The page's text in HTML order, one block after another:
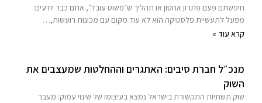
חיפשתם פעם פתרון אחסון או תהליך ש״פשוט עובד״, אתם כבר יודעים:
מפעל לתעשיית פלסטיקה הוא לא עוד מקום עם מכונות רועשות,…
קרא עוד »
מנכ״ל חברת סיבים: האתגרים וההחלטות שמעצבים את
השוק
שוק תשתיות התקשורת בישראל נמצא בעיצומו של שינוי עמוק: מעבר